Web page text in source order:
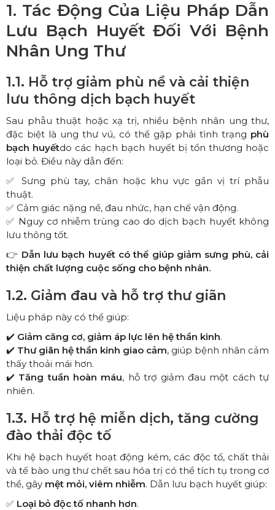
1. Tác Động Của Liệu Pháp Dẫn
Lưu Bạch Huyết Đối Với Bệnh
Nhân Ung Thư
1.1. Hỗ trợ giảm phù nề và cải thiện
lưu thông dịch bạch huyết
Sau phẫu thuật hoặc xạ trị, nhiều bệnh nhân ung thư,
đặc biệt là ung thư vú, có thể gặp phải tình trạng phù
bạch huyếtdo các hạch bạch huyết bị tổn thương hoặc
loại bỏ. Điều này dẫn đến:
✅ Sưng phù tay, chân hoặc khu vực gần vị trí phẫu
thuật.
✅ Cảm giác nặng nề, đau nhức, hạn chế vận động.
✅ Nguy cơ nhiễm trùng cao do dịch bạch huyết không
lưu thông tốt.
👉 Dẫn lưu bạch huyết có thể giúp giảm sưng phù, cải
thiện chất lượng cuộc sống cho bệnh nhân.
1.2. Giảm đau và hỗ trợ thư giãn
Liệu pháp này có thể giúp:
✔️ Giảm căng cơ, giảm áp lực lên hệ thần kinh.
✔️ Thư giãn hệ thần kinh giao cảm, giúp bệnh nhân cảm
thấy thoải mái hơn.
✔️ Tăng tuần hoàn máu, hỗ trợ giảm đau một cách tự
nhiên.
1.3. Hỗ trợ hệ miễn dịch, tăng cường
đào thải độc tố
Khi hệ bạch huyết hoạt động kém, các độc tố, chất thải
và tế bào ung thư chết sau hóa trị có thể tích tụ trong cơ
thể, gây mệt mỏi, viêm nhiễm. Dẫn lưu bạch huyết giúp:
✅ Loại bỏ độc tố nhanh hơn.